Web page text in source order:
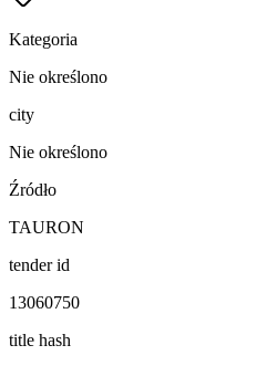
Kategoria
Nie określono
city
Nie określono
Źródło
TAURON
tender id
13060750
title hash